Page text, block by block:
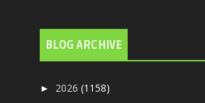
BLOG ARCHIVE
► 2026(1158)